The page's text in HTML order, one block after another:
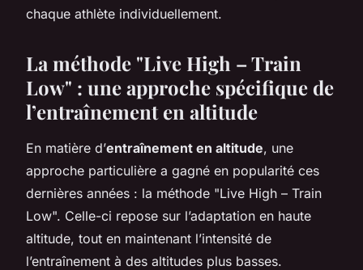
chaque athlète individuellement.
La méthode "Live High – Train
Low" : une approche spécifique de
l’entraînement en altitude
En matière d’entraînement en altitude, une
approche particulière a gagné en popularité ces
dernières années : la méthode "Live High – Train
Low". Celle-ci repose sur l’adaptation en haute
altitude, tout en maintenant l’intensité de
l’entraînement à des altitudes plus basses.